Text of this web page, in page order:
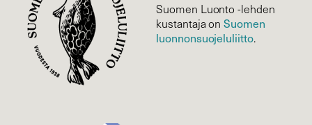
Suomen Luonto -lehden
kustantaja onSuomen
luonnonsuojelu­liitto.